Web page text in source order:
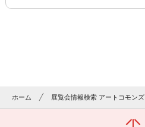
ホーム 展覧会情報検索 アートコモンズ